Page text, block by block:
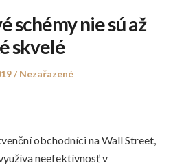
schémy nie sú až
skvelé
Posted
Nezařazené
obchodníci na Wall Street,
neefektívnosť v